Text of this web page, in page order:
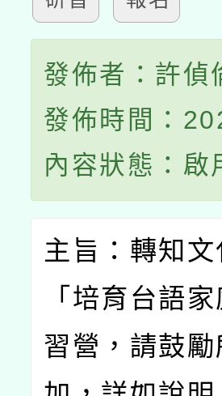
發佈者：許偵
發佈時間：
內容狀態：啟
主旨：轉知
「培育台語
習營，請鼓